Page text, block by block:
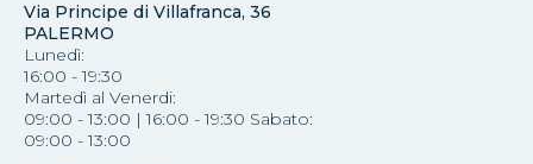
Via Principe di Villafranca, 36
PALERMO
Lunedì:
16:00 - 19:30
Martedì al Venerdi:
09:00 - 13:00 | 16:00 - 19:30 Sabato:
09:00 - 13:00